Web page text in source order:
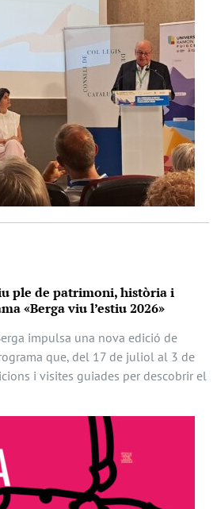
ple de patrimoni, història i
«Berga viu l’estiu 2026»
impulsa una nova edició de
que, del 17 de juliol al 3 de
i visites guiades per descobrir el